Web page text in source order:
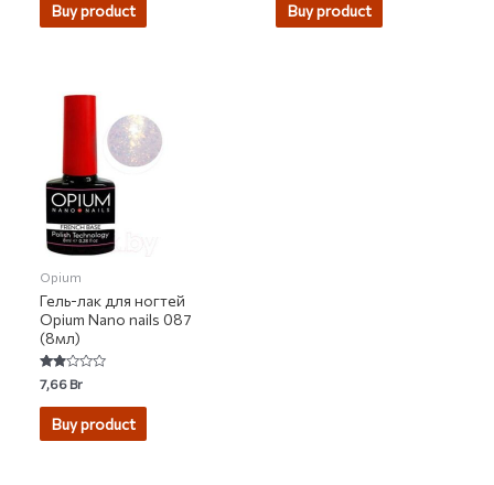
Buy product Buy product
Opium
Гель-лак для ногтей
Opium Nano nails 087
(8мл)
Rated
1.80
out
of 5
7,66Br
Buy product